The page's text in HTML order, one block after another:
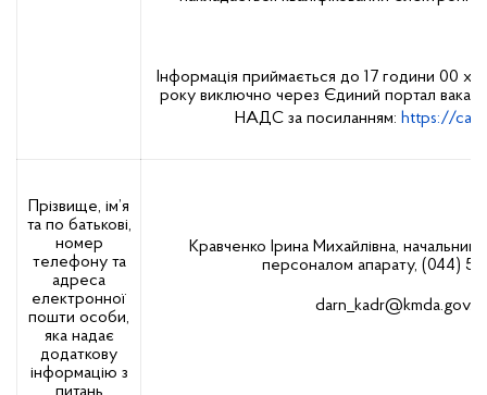
Інформація приймається до 17 години 00
року виключно через Єдиний портал
НАДС за посиланням: https://
Прізвище, ім’я
та по батькові,
номер
телефону та
адреса
електронної
пошти особи,
яка надає
додаткову
інформацію з
Кравченко Ірина Михайлівна, начальник
персоналом апарату, (044)